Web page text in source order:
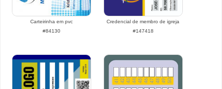
Carteirinha em pvc
#84130
Credencial de membro de igreja
#147418